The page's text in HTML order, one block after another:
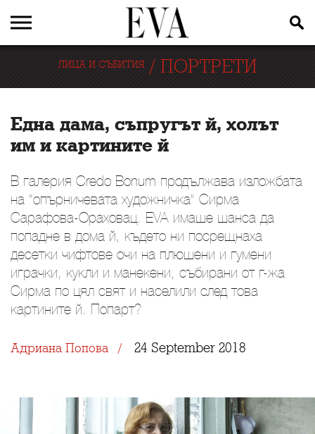
ЛИЦА И СЪБИТИЯ / ПОРТРЕТИ
Една дама, съпругът й, холът
им и картините й
В галерия Credo Bonum продължава изложбата
на "опърничевата художничка" Сирма
Сарафова-Ораховац. EVA имаше шанса да
попадне в дома й, където ни посрещнаха
десетки чифтове очи на плюшени и гумени
играчки, кукли и манекени, събирани от г-жа
Сирма по цял свят и населили след това
картините й. Попарт?
Адриана Попова 24 September 2018